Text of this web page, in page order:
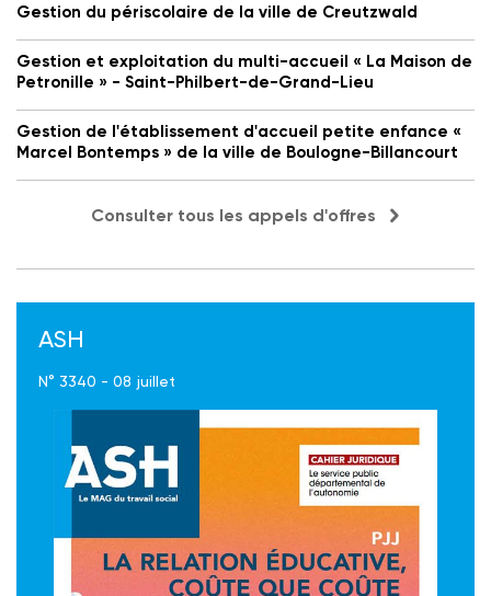
Gestion du périscolaire de la ville de Creutzwald
Gestion et exploitation du multi-accueil « La Maison de
Petronille » - Saint-Philbert-de-Grand-Lieu
Gestion de l'établissement d'accueil petite enfance «
Marcel Bontemps » de la ville de Boulogne-Billancourt
Consulter tous les appels d'offres
ASH
N° 3340 - 08 juillet